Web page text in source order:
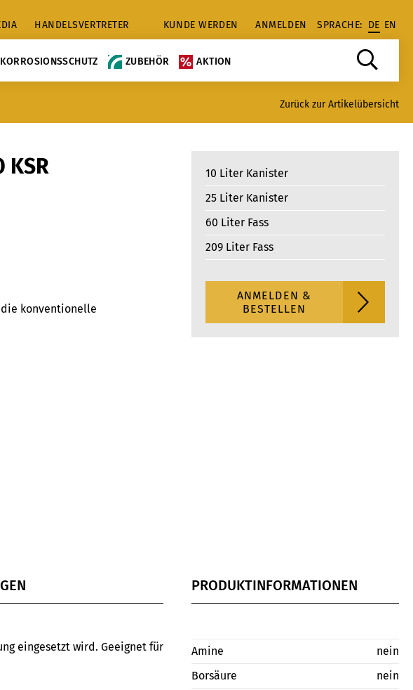
HANDELSVERTRETER KUNDE WERDEN ANMELDEN SPRACHE: DE EN
KORROSIONSSCHUTZ ZUBEHÖR AKTION
Zurück zur Artikelübersicht
KSR
konventionelle
10 Liter Kanister
25 Liter Kanister
60 Liter Fass
209 Liter Fass
eingesetzt wird. Geeignet für
PRODUKTINFORMATIONEN
Amine
nein
Borsäure
nein